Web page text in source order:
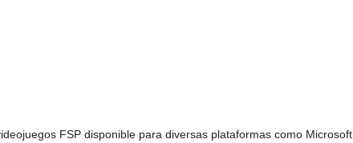
FSP disponible para diversas plataformas como Microsoft